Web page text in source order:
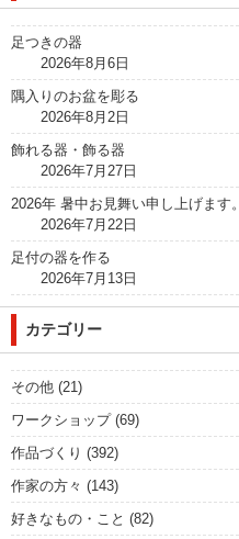
足つきの器
2026年8月6日
隅入りのお盆を彫る
2026年8月2日
飾れる器・飾る器
2026年7月27日
2026年 暑中お見舞い申し上げます。
2026年7月22日
足付の器を作る
2026年7月13日
カテゴリー
その他 (21)
ワークショップ(69)
作品づくり (392)
作家の方々 (143)
好きなもの・こと (82)